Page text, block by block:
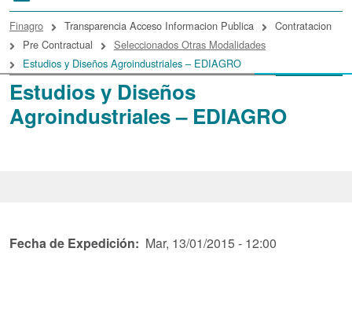
Estudios y Diseños
Agroindustriales – EDIAGRO
enlaces de ayuda a la
Finagro Transparencia Acceso Informacion Publica
Contratacion
Pre Contractual
Seleccionados Otras Modalidades
Estudios y Diseños Agroindustriales – EDIAGRO
Fecha de Expedición Mar, 13/01/2015 - 12:00